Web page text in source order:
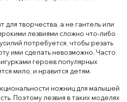
творчества, а не гантель или
лезвиями сложно что-либо
потребуется, чтобы резать
ими сделать невозможно. Часто
героев популярных
мило, и нравится детям.
ножниц для малышей
Поэтому лезвия в таких моделях